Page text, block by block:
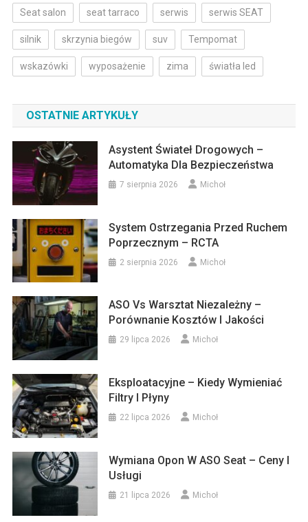
Seat salon seat tarraco serwis serwis SEAT
silnik skrzynia biegów suv Tempomat
wskazówki wyposażenie zima światła led
OSTATNIE ARTYKUŁY
Asystent Świateł Drogowych –
Automatyka Dla Bezpieczeństwa
7 sierpnia 2026 Michoł
System Ostrzegania Przed Ruchem
Poprzecznym – RCTA
2 sierpnia 2026 Michoł
ASO Vs Warsztat Niezależny –
Porównanie Kosztów I Jakości
29 lipca 2026 Michoł
Eksploatacyjne – Kiedy Wymieniać
Filtry I Płyny
22 lipca 2026 Michoł
Wymiana Opon W ASO Seat – Ceny I
Usługi
21 lipca 2026 Michoł